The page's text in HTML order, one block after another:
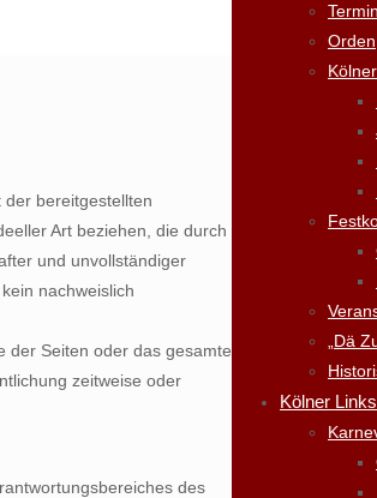
„Dä
Kölner Links
der bereitgestellten
Art beziehen, die durch
und unvollständiger
nachweislich
der Seiten oder das gesamte
zeitweise oder
des